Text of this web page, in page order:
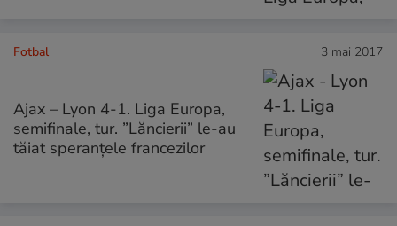
Fotbal 3 mai 2017
Ajax – Lyon 4-1. Liga Europa,
semifinale, tur. ”Lăncierii” le-au
tăiat speranțele francezilor